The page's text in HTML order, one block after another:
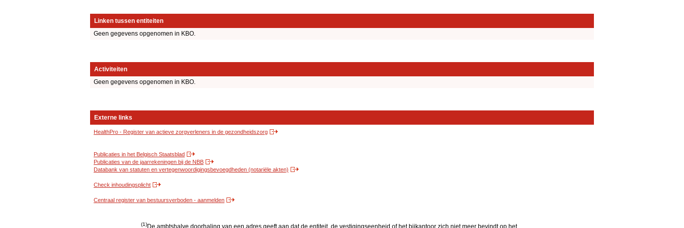
Linken tussen entiteiten
Geen gegevens opgenomen in KBO.
Activiteiten
Geen gegevens opgenomen in KBO.
Externe links
HealthPro - Register van actieve zorgverleners in de gezondheidszorg
Publicaties in het Belgisch Staatsblad
Publicaties van de jaarrekeningen bij de NBB
Databank van statuten en vertegenwoordigingsbevoegdheden (notariële akten)
Check inhoudingsplicht
Centraal register van bestuursverboden - aanmelden
(1)